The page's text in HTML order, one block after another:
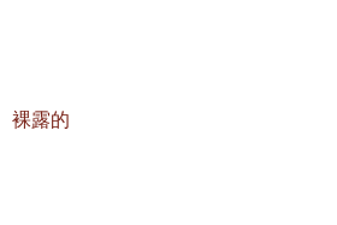
裸露的